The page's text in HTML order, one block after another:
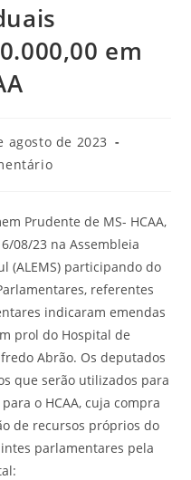
em
agosto de 2023
Prudente de MS- HCAA,
08/23 na Assembleia
(ALEMS) participando do
referentes
indicaram emendas
prol do Hospital de
Abrão. Os deputados
que serão utilizados para
o HCAA, cuja compra
de recursos próprios do
parlamentares pela